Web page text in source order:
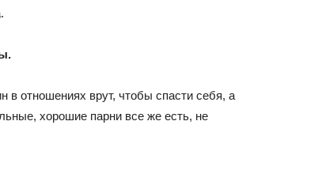
в отношениях врут, чтобы спасти себя, а
хорошие парни все же есть, не